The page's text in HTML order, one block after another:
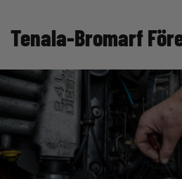
Tenala-Bromarf